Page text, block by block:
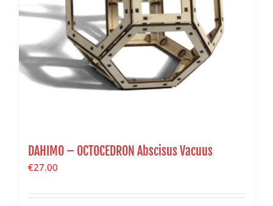
DAHIMO – OCTOCEDRON Abscisus Vacuus
€27.00